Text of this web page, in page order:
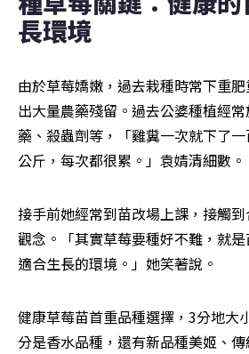
長環境
由於草莓嬌嫩，過去栽種時常下重
出大量農藥殘留。過去公婆種植經
藥、殺蟲劑等，「雞糞一次就下了
公斤，每次都很累。」袁婧清細數。
接手前她經常到苗改場上課，接觸
觀念。「其實草莓要種好不難，就
適合生長的環境。」她笑著說。
健康草莓苗首重品種選擇，3分地大
分是香水品種，還有新品種美姬、